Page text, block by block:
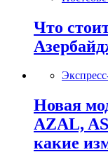
Что
Новая
AZAL,
какие